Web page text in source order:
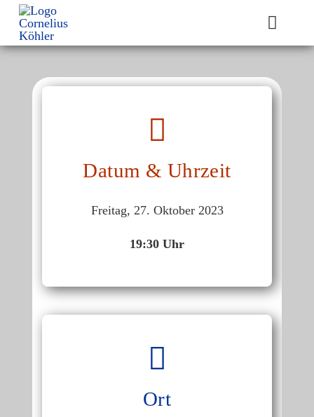
Zum
Inhalt
springen
Toggle
Startseite
Galerie
Datum & Uhrzeit
Freitag, 27. Oktober 2023
19:30 Uhr
Ort